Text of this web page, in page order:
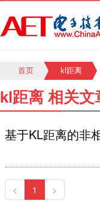
首页 kl距离
kl距离 相关文
基于KL距离的非
< 1 >